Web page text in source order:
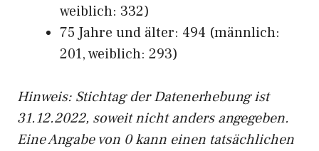
weiblich: 332)
75 Jahre und älter: 494 (männlich:
201, weiblich: 293)
Hinweis: Stichtag der Datenerhebung ist
31.12.2022, soweit nicht anders angegeben.
Eine Angabe von 0 kann einen tatsächlichen